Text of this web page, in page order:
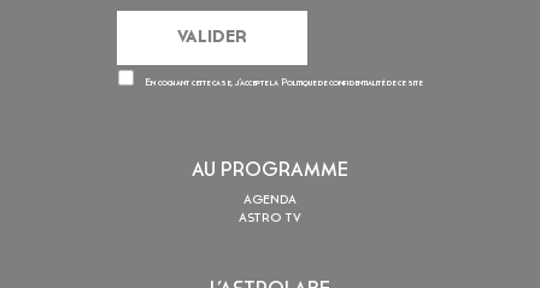
En cochant cette case, j’accepte la Politique de confidentialitéde ce site
AU PROGRAMME
AGENDA
ASTRO TV